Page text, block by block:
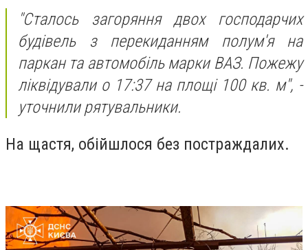
"Сталось загоряння двох господарчих
будівель з перекиданням полум'я на
паркан та автомобіль марки ВАЗ. Пожежу
ліквідували о 17:37 на площі 100 кв. м", -
уточнили рятувальники.
На щастя, обійшлося без постраждалих.